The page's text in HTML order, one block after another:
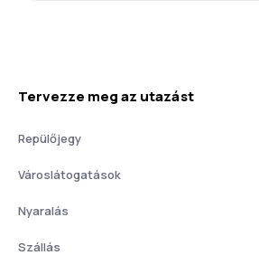
Tervezze meg az utazást
Repülőjegy
Városlátogatások
Nyaralás
Szállás